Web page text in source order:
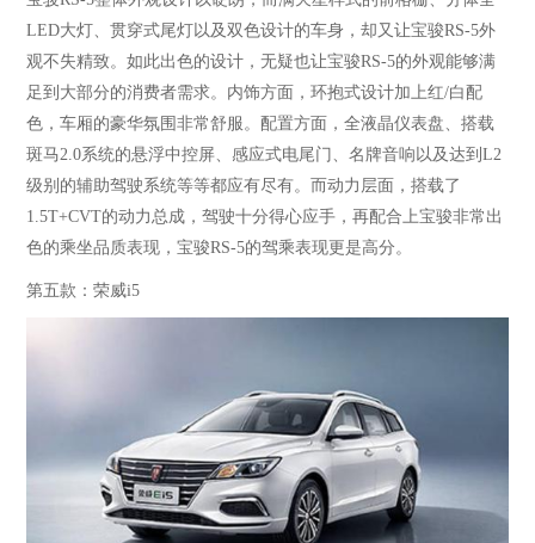
LED大灯、贯穿式尾灯以及双色设计的车身，却又让宝骏RS-5外
观不失精致。如此出色的设计，无疑也让宝骏RS-5的外观能够满
足到大部分的消费者需求。内饰方面，环抱式设计加上红/白配
色，车厢的豪华氛围非常舒服。配置方面，全液晶仪表盘、搭载
斑马2.0系统的悬浮中控屏、感应式电尾门、名牌音响以及达到L2
级别的辅助驾驶系统等等都应有尽有。而动力层面，搭载了
1.5T+CVT的动力总成，驾驶十分得心应手，再配合上宝骏非常出
色的乘坐品质表现，宝骏RS-5的驾乘表现更是高分。
第五款：荣威i5